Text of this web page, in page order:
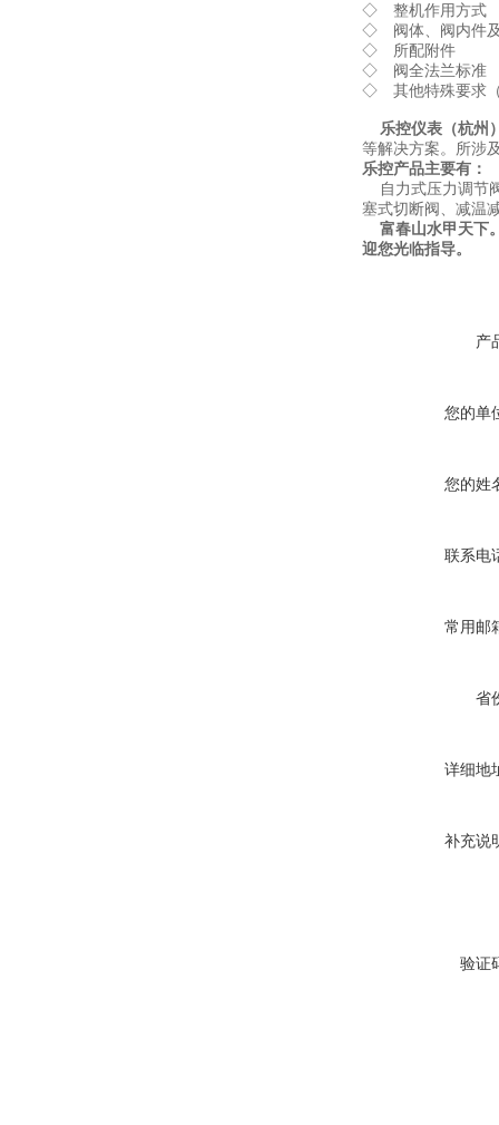
◇ 整机作用方式
◇ 阀体、阀内件
◇ 所配附件
◇ 阀全法兰标准
◇ 其他特殊要求（
乐控仪表（杭州
等解决方案。所涉
乐控产品主要有：
自力式压力调节
塞式切断阀、减温
富春山水甲天下
迎您光临指导。
产
您的单
您的姓
联系电
常用邮
省
详细地
补充说
验证